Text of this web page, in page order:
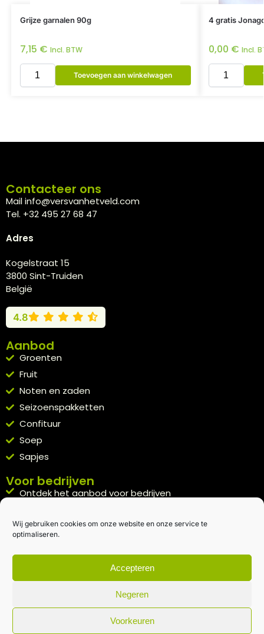
Wij gebruiken cookies om onze website en onze service te
optimaliseren.
Accepteren
Negeren
Voorkeuren
Grijze garnalen 90g
7,15 € Incl. BTW
Toevoegen aan winkelwagen
4 gratis
0,00 € Incl.
Contacteer ons
Mail info@versvanhetveld.com
Tel. +32 495 27 68 47
Adres
Kogelstraat 15
3800 Sint-Truiden
België
4.8
Aanbod
Groenten
Fruit
Noten en zaden
Seizoenspakketten
Confituur
Soep
Sapjes
Voor bedrijven
Ontdek het aanbod voor bedrijven
Kennismakingspakket aanvragen
Blijft op de hoogte
Rechtstreeks van het veld naar je inbox.
Inschrijven nieuwsbrief